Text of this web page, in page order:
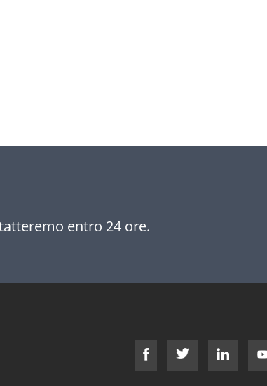
entro 24 ore.